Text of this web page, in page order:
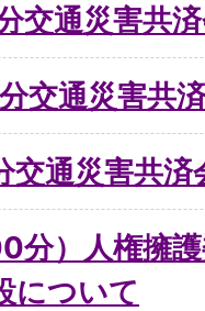
交通災害共
交通災害共
通災害共済
分）人権擁
について